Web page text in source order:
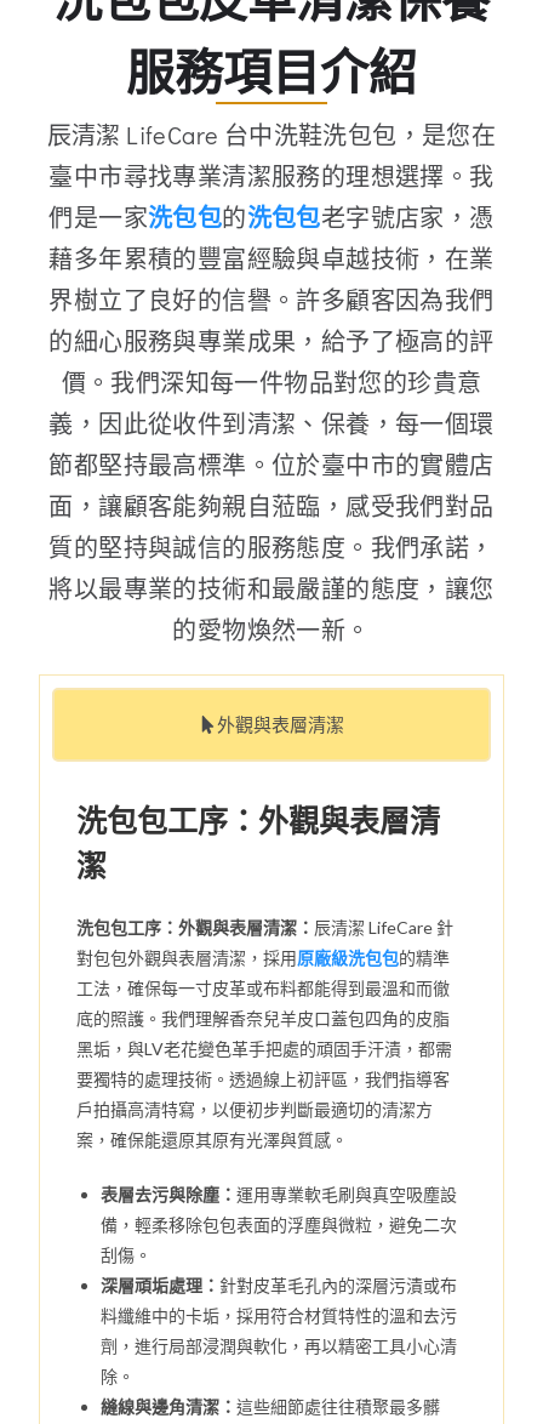
服務項目介紹
辰清潔 LifeCare 台中洗鞋洗包包，是您在
臺中市尋找專業清潔服務的理想選擇。我
們是一家洗包包的洗包包老字號店家，憑
藉多年累積的豐富經驗與卓越技術，在業
界樹立了良好的信譽。許多顧客因為我們
的細心服務與專業成果，給予了極高的評
價。我們深知每一件物品對您的珍貴意
義，因此從收件到清潔、保養，每一個環
節都堅持最高標準。位於臺中市的實體店
面，讓顧客能夠親自蒞臨，感受我們對品
質的堅持與誠信的服務態度。我們承諾，
將以最專業的技術和最嚴謹的態度，讓您
的愛物煥然一新。
外觀與表層清潔
洗包包工序：外觀與表層清
潔
洗包包工序：外觀與表層清潔： 辰清潔 LifeCare 針
對包包外觀與表層清潔，採用原廠級洗包包的精準
工法，確保每一寸皮革或布料都能得到最溫和而徹
底的照護。我們理解香奈兒羊皮口蓋包四角的皮脂
黑垢，與LV老花變色革手把處的頑固手汗漬，都需
要獨特的處理技術。透過線上初評區，我們指導客
戶拍攝高清特寫，以便初步判斷最適切的清潔方
案，確保能還原其原有光澤與質感。
表層去污與除塵：運用專業軟毛刷與真空吸塵設
備，輕柔移除包包表面的浮塵與微粒，避免二次
刮傷。
深層頑垢處理： 針對皮革毛孔內的深層污漬或布
料纖維中的卡垢，採用符合材質特性的溫和去污
劑，進行局部浸潤與軟化，再以精密工具小心清
除。
縫線與邊角清潔：這些細節處往往積聚最多髒